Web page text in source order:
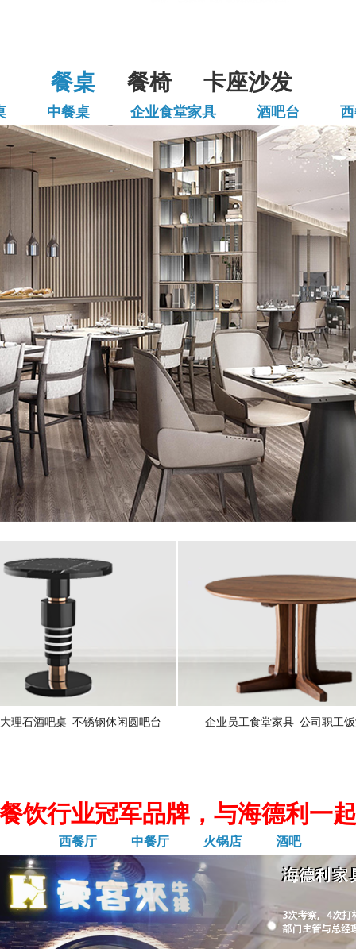
餐桌 餐椅 卡座沙发
中餐桌 企业食堂家具 酒吧台
理石酒吧桌_不锈钢休闲圆吧台 企业员工食堂家具_公司职工
饮行业冠军品牌，与海德利一
西餐厅 中餐厅 火锅店 酒吧